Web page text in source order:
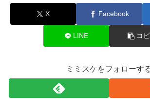
X Facebook
LINE コ
ミミスケをフォローす